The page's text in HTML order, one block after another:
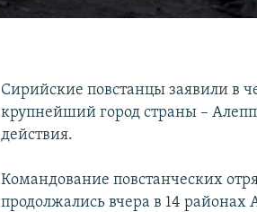
Сирийские повстанцы заявили в
крупнейший город страны –
действия.
Командование повстанческих
продолжались вчера в 14